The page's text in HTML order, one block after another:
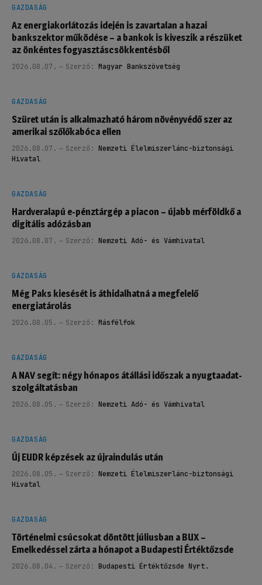
GAZDASÁG
Az energiakorlátozás idején is zavartalan a hazai
bankszektor működése – a bankok is kiveszik a részüket
az önkéntes fogyasztáscsökkentésből
2026.08.07. Szerző: Magyar Bankszövetség
GAZDASÁG
Szüret után is alkalmazható három növényvédő szer az
amerikai szőlőkabóca ellen
2026.08.07. Szerző: Nemzeti Élelmiszerlánc-biztonsági
Hivatal
GAZDASÁG
Hardveralapú e-pénztárgép a piacon – újabb mérföldkő a
digitális adózásban
2026.08.07. Szerző: Nemzeti Adó- és Vámhivatal
GAZDASÁG
Még Paks kiesését is áthidalhatná a megfelelő
energiatárolás
2026.08.05. Szerző: Másfélfok
GAZDASÁG
A NAV segít: négy hónapos átállási időszak a nyugtaadat-
szolgáltatásban
2026.08.05. Szerző: Nemzeti Adó- és Vámhivatal
GAZDASÁG
Új EUDR képzések az újraindulás után
2026.08.05. Szerző: Nemzeti Élelmiszerlánc-biztonsági
Hivatal
GAZDASÁG
Történelmi csúcsokat döntött júliusban a BUX –
Emelkedéssel zárta a hónapot a Budapesti Értéktőzsde
2026.08.04. Szerző: Budapesti Értéktőzsde Nyrt.